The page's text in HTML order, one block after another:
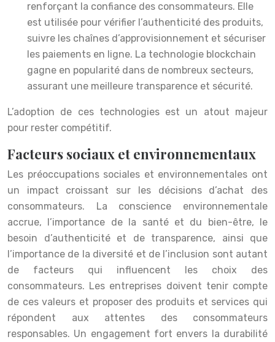
renforçant la confiance des consommateurs. Elle
est utilisée pour vérifier l’authenticité des produits,
suivre les chaînes d’approvisionnement et sécuriser
les paiements en ligne. La technologie blockchain
gagne en popularité dans de nombreux secteurs,
assurant une meilleure transparence et sécurité.
L’adoption de ces technologies est un atout majeur
pour rester compétitif.
Facteurs sociaux et environnementaux
Les préoccupations sociales et environnementales ont
un impact croissant sur les décisions d’achat des
consommateurs. La conscience environnementale
accrue, l’importance de la santé et du bien-être, le
besoin d’authenticité et de transparence, ainsi que
l’importance de la diversité et de l’inclusion sont autant
de facteurs qui influencent les choix des
consommateurs. Les entreprises doivent tenir compte
de ces valeurs et proposer des produits et services qui
répondent aux attentes des consommateurs
responsables. Un engagement fort envers la durabilité